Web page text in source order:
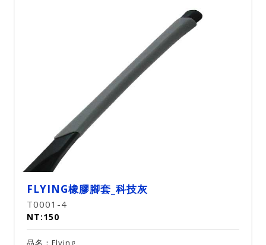
FLYING橡膠腳套_科技灰
T0001-4
NT:150
品名：Flying